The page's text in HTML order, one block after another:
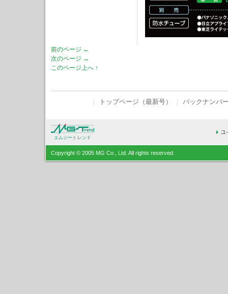
前のページ ←
次のページ →
このページ上へ ↑
トップページ（最新号） バックナンバ
エムジートレンド
Copyright © 2005 MG Co., Ltd. All rights reserved.